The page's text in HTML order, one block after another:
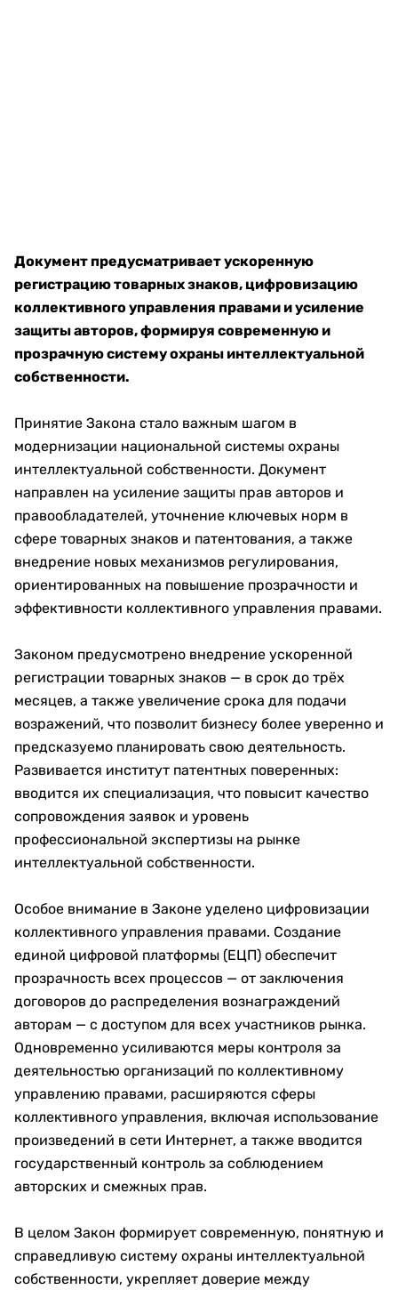
Документ предусматривает ускоренную
регистрацию товарных знаков, цифровизацию
коллективного управления правами и усиление
защиты авторов, формируя современную и
прозрачную систему охраны интеллектуальной
собственности.
Принятие Закона стало важным шагом в
модернизации национальной системы охраны
интеллектуальной собственности. Документ
направлен на усиление защиты прав авторов и
правообладателей, уточнение ключевых норм в
сфере товарных знаков и патентования, а также
внедрение новых механизмов регулирования,
ориентированных на повышение прозрачности и
эффективности коллективного управления правами.
Законом предусмотрено внедрение ускоренной
регистрации товарных знаков — в срок до трёх
месяцев, а также увеличение срока для подачи
возражений, что позволит бизнесу более уверенно и
предсказуемо планировать свою деятельность.
Развивается институт патентных поверенных:
вводится их специализация, что повысит качество
сопровождения заявок и уровень
профессиональной экспертизы на рынке
интеллектуальной собственности.
Особое внимание в Законе уделено цифровизации
коллективного управления правами. Создание
единой цифровой платформы (ЕЦП) обеспечит
прозрачность всех процессов — от заключения
договоров до распределения вознаграждений
авторам — с доступом для всех участников рынка.
Одновременно усиливаются меры контроля за
деятельностью организаций по коллективному
управлению правами, расширяются сферы
коллективного управления, включая использование
произведений в сети Интернет, а также вводится
государственный контроль за соблюдением
авторских и смежных прав.
В целом Закон формирует современную, понятную и
справедливую систему охраны интеллектуальной
собственности, укрепляет доверие между